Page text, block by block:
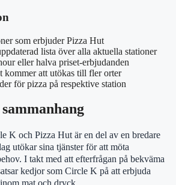
som erbjuder Pizza Hut
lista över alla aktuella stationer
eller halva priset-erbjudanden
kommer att utökas till fler orter
för pizza på respektive station
K och Pizza Hut är en del av en bredare
utökar sina tjänster för att möta
I takt med att efterfrågan på bekväma
kedjor som Circle K på att erbjuda